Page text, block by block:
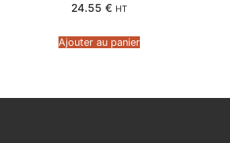
24.55 € HT
Ajouter au panier